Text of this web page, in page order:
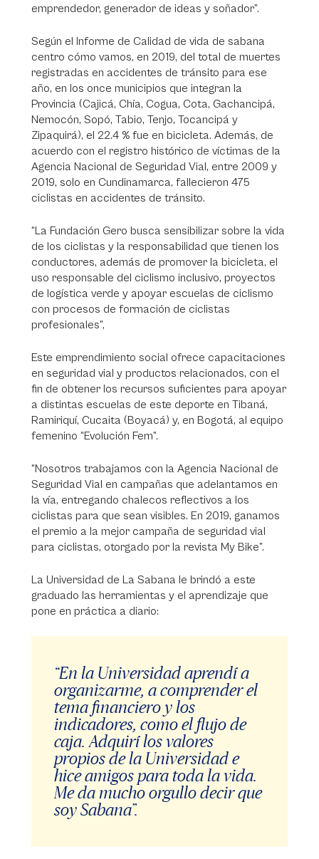
emprendedor, generador de ideas y soñador”.
Según el Informe de Calidad de vida de sabana
centro cómo vamos, en 2019, del total de muertes
registradas en accidentes de tránsito para ese
año, en los once municipios que integran la
Provincia (Cajicá, Chía, Cogua, Cota, Gachancipá,
Nemocón, Sopó, Tabio, Tenjo, Tocancipá y
Zipaquirá), el 22.4 % fue en bicicleta. Además, de
acuerdo con el registro histórico de víctimas de la
Agencia Nacional de Seguridad Vial, entre 2009 y
2019, solo en Cundinamarca, fallecieron 475
ciclistas en accidentes de tránsito.
“La Fundación Gero busca sensibilizar sobre la vida
de los ciclistas y la responsabilidad que tienen los
conductores, además de promover la bicicleta, el
uso responsable del ciclismo inclusivo, proyectos
de logística verde y apoyar escuelas de ciclismo
con procesos de formación de ciclistas
profesionales”,
Este emprendimiento social ofrece capacitaciones
en seguridad vial y productos relacionados, con el
fin de obtener los recursos suficientes para apoyar
a distintas escuelas de este deporte en Tibaná,
Ramiriquí, Cucaita (Boyacá) y, en Bogotá, al equipo
femenino “Evolución Fem”.
“Nosotros trabajamos con la Agencia Nacional de
Seguridad Vial en campañas que adelantamos en
la vía, entregando chalecos reflectivos a los
ciclistas para que sean visibles. En 2019, ganamos
el premio a la mejor campaña de seguridad vial
para ciclistas, otorgado por la revista My Bike”.
La Universidad de La Sabana le brindó a este
graduado las herramientas y el aprendizaje que
pone en práctica a diario:
“En la Universidad aprendí a
organizarme, a comprender el
tema financiero y los
indicadores, como el flujo de
caja. Adquirí los valores
propios de la Universidad e
hice amigos para toda la vida.
Me da mucho orgullo decir que
soy Sabana”.